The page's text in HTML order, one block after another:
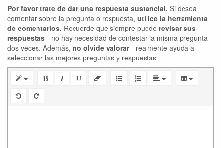
Por favor trate de dar una respuesta sustancial. Si desea
comentar sobre la pregunta o respuesta, utilice la herramienta
de comentarios. Recuerde que siempre puede revisar sus
respuestas - no hay necesidad de contestar la misma pregunta
dos veces. Además, no olvide valorar- realmente ayuda a
seleccionar las mejores preguntas y respuestas